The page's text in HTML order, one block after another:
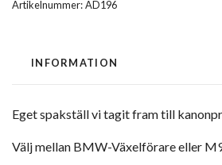
Artikelnummer:AD196
INFORMATION
Eget spakställ vi tagit fram till
Välj mellan BMW-Växelförare eller